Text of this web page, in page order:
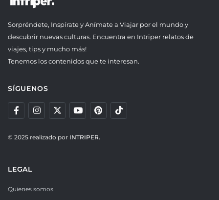
Sorpréndete, Inspírate y Anímate a Viajar por el mundo y
descubrir nuevas culturas. Encuentra en Intriper relatos de
viajes, tips y mucho más!
Tenemos los contenidos que te interesan.
SÍGUENOS
© 2025 realizado por INTRIPER.
LEGAL
Quienes somos